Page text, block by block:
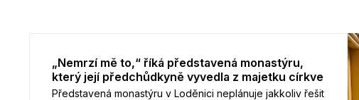
„Nemrzí mě to,“ říká představená monastýru,
který její předchůdkyně vyvedla z majetku církve
Představená monastýru v Loděnici neplánuje jakkoliv řešit